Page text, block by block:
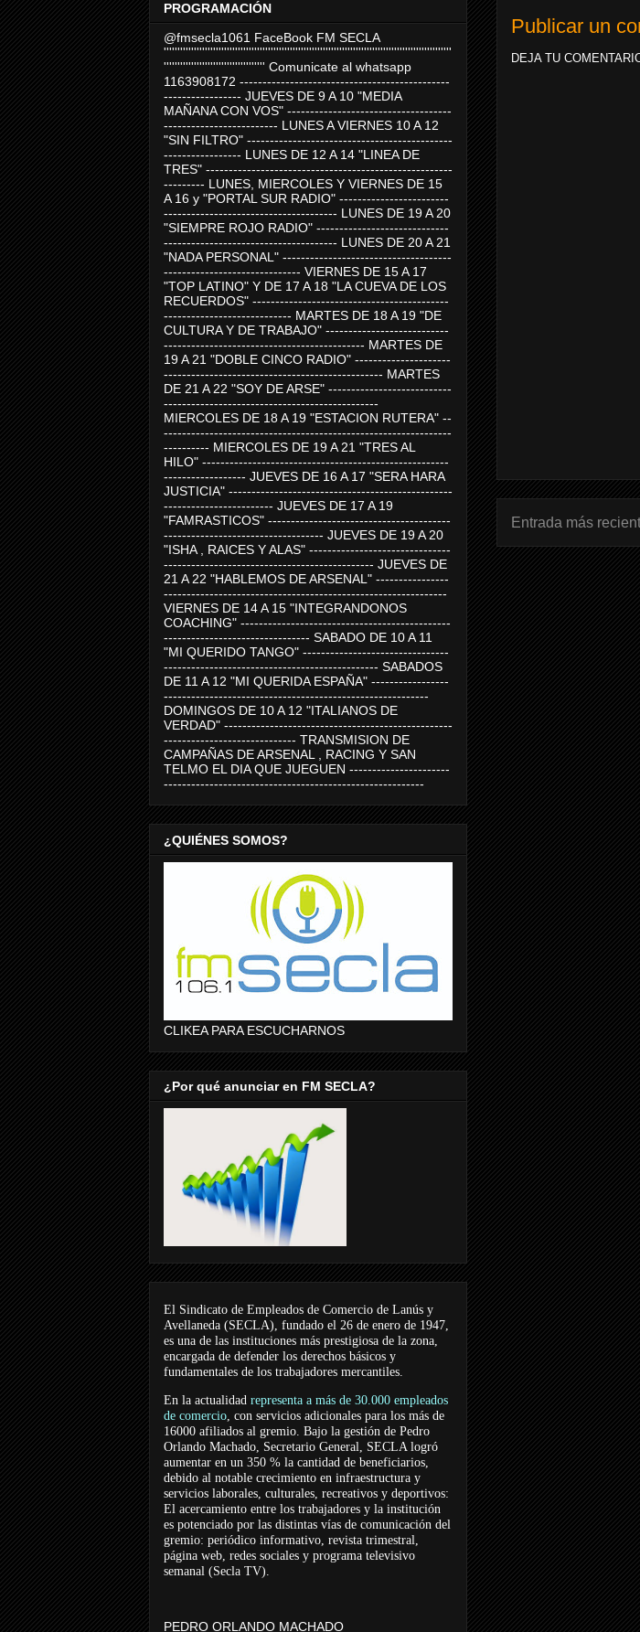
Publicar un
DEJA TU
Entrada más
PROGRAMACIÓN
@fmsecla1061 FaceBook FM SECLA
'''''''''''''''''''''''''''''''''''''''''''''''''''''''''''''''''''''''''''''''''''''''''''''''''''''''''
''''''''''''''''''''''''''''''''''''' Comunicate al whatsapp
1163908172 ----------------------------------------------
----------------- JUEVES DE 9 A 10 "MEDIA
MAÑANA CON VOS" ------------------------------------
------------------------- LUNES A VIERNES 10 A 12
"SIN FILTRO" ---------------------------------------------
----------------- LUNES DE 12 A 14 "LINEA DE
TRES" ------------------------------------------------------
--------- LUNES, MIERCOLES Y VIERNES DE 15
A 16 y "PORTAL SUR RADIO" ------------------------
-------------------------------------- LUNES DE 19 A 20
"SIEMPRE ROJO RADIO" -----------------------------
-------------------------------------- LUNES DE 20 A 21
"NADA PERSONAL" -------------------------------------
------------------------------ VIERNES DE 15 A 17
"TOP LATINO" Y DE 17 A 18 "LA CUEVA DE LOS
RECUERDOS" -------------------------------------------
---------------------------- MARTES DE 18 A 19 "DE
CULTURA Y DE TRABAJO" ---------------------------
-------------------------------------------- MARTES DE
19 A 21 "DOBLE CINCO RADIO" ---------------------
------------------------------------------------ MARTES
DE 21 A 22 "SOY DE ARSE" ---------------------------
-----------------------------------------------
MIERCOLES DE 18 A 19 "ESTACION RUTERA" --
---------------------------------------------------------------
---------- MIERCOLES DE 19 A 21 "TRES AL
HILO" ------------------------------------------------------
------------------ JUEVES DE 16 A 17 "SERA HARA
JUSTICIA" -------------------------------------------------
------------------------ JUEVES DE 17 A 19
"FAMRASTICOS" ----------------------------------------
----------------------------------- JUEVES DE 19 A 20
"ISHA , RAICES Y ALAS" -------------------------------
---------------------------------------------- JUEVES DE
21 A 22 "HABLEMOS DE ARSENAL" ----------------
--------------------------------------------------------------
VIERNES DE 14 A 15 "INTEGRANDONOS
COACHING" ----------------------------------------------
-------------------------------- SABADO DE 10 A 11
"MI QUERIDO TANGO" --------------------------------
----------------------------------------------- SABADOS
DE 11 A 12 "MI QUERIDA ESPAÑA" -----------------
----------------------------------------------------------
DOMINGOS DE 10 A 12 "ITALIANOS DE
VERDAD" --------------------------------------------------
----------------------------- TRANSMISION DE
CAMPAÑAS DE ARSENAL , RACING Y SAN
TELMO EL DIA QUE JUEGUEN ----------------------
---------------------------------------------------------
¿QUIÉNES SOMOS?
CLIKEA PARA ESCUCHARNOS
¿Por qué anunciar en FM SECLA?
El Sindicato de Empleados de Comercio de Lanús y
Avellaneda (SECLA), fundado el 26 de enero de 1947,
es una de las instituciones más prestigiosa de la zona,
encargada de defender los derechos básicos y
fundamentales de los trabajadores mercantiles.
En la actualidad representa a más de 30.000 empleados
de comercio, con servicios adicionales para los más de
16000 afiliados al gremio. Bajo la gestión de Pedro
Orlando Machado, Secretario General, SECLA logró
aumentar en un 350 % la cantidad de beneficiarios,
debido al notable crecimiento en infraestructura y
servicios laborales, culturales, recreativos y deportivos:
El acercamiento entre los trabajadores y la institución
es potenciado por las distintas vías de comunicación del
gremio: periódico informativo, revista trimestral,
página web, redes sociales y programa televisivo
semanal (Secla TV).
PEDRO ORLANDO MACHADO